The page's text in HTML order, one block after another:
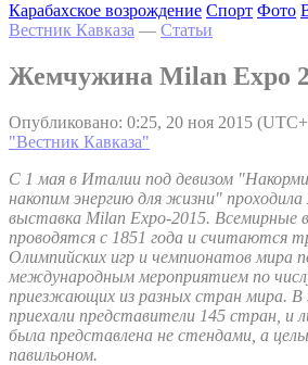
Карабахское возрождение Спорт Фото
Вестник Кавказа — Статьи
Жемчужина Milan Expo
Опубликовано: 0:25, 20 ноя 2015
"Вестник Кавказа"
С 1 мая в Италии под девизом
накопим энергию для жизни"
выставка Milan Expo-2015. Всемирные
проводятся с 1851 года и считаются
Олимпийских игр и чемпионатов мира
международным мероприятием по
приезжающих из разных стран мира. В
приехали представители 145 стран, и
была представлена не стендами, а
павильоном.